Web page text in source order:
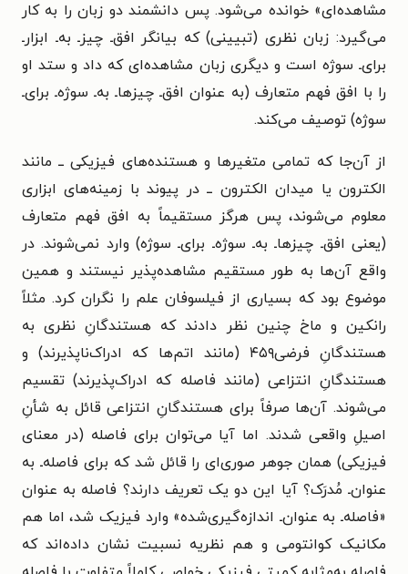
مشاهده‌ای» خوانده می‌شود. پس دانشمند دو زبان را به کار
می‌گیرد: زبان نظری (تبیینی) که بیانگر افق‌ـ چیزـ به‌ـ ابزارـ
برای‌ـ سوژه است و دیگری زبان مشاهده‌ای که داد و ستد او
را با افق فهم متعارف (به عنوان افق‌ـ چیزهاـ به‌ـ سوژه‌ـ برای‌ـ
سوژه) توصیف می‌کند.
از آن‌جا که تمامی متغیرها و هستنده‌های فیزیکی ــ مانند
الکترون یا میدان الکترون ــ در پیوند با زمینه‌های ابزاری
معلوم می‌شوند، پس هرگز مستقیماً به افق فهم متعارف
(یعنی افق‌ـ چیزهاـ به‌ـ سوژه‌ـ برای‌ـ سوژه) وارد نمی‌شوند. در
واقع آن‌ها به طور مستقیم مشاهده‌پذیر نیستند و همین
موضوع بود که بسیاری از فیلسوفان علم را نگران کرد. مثلاً
رانکین و ماخ چنین نظر دادند که هستندگانِ نظری به
هستندگانِ فرضی۴۵۹ (مانند اتم‌ها که ادراک‌ناپذیرند) و
هستندگانِ انتزاعی (مانند فاصله که ادراک‌پذیرند) تقسیم
می‌شوند. آن‌ها صرفاً برای هستندگانِ انتزاعی قائل به شأنِ
اصیلِ واقعی شدند. اما آیا می‌توان برای فاصله (در معنای
فیزیکی) همان جوهر صوری‌ای را قائل شد که برای فاصله‌ـ به
عنوان‌ـ مُدرَک؟ آیا این دو یک تعریف دارند؟ فاصله به عنوان
«فاصله‌ـ به عنوان‌ـ اندازه‌گیری‌شده» وارد فیزیک شد، اما هم
مکانیک کوانتومی و هم نظریه نسبیت نشان داده‌اند که